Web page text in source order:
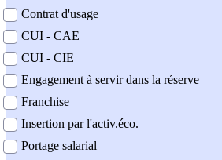
Contrat d'usage
CUI - CAE
CUI - CIE
Engagement à servir dans la réserve
Franchise
Insertion par l'activ.éco.
Portage salarial